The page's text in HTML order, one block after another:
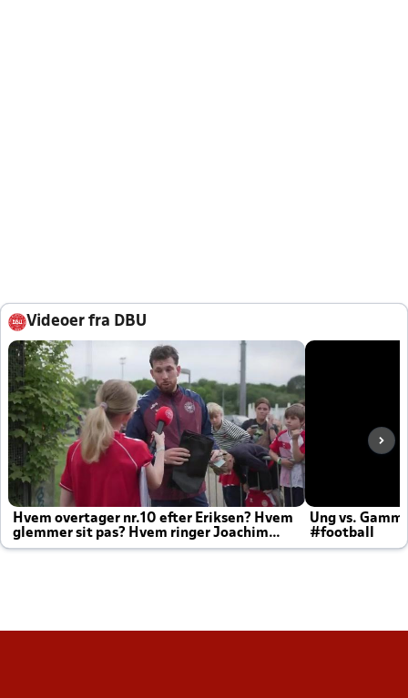
Videoer fra DBU
Hvem overtager nr.10 efter Eriksen? Hvem
glemmer sit pas? Hvem ringer Joachim
altid til efter kampe?
Ung vs.
#football